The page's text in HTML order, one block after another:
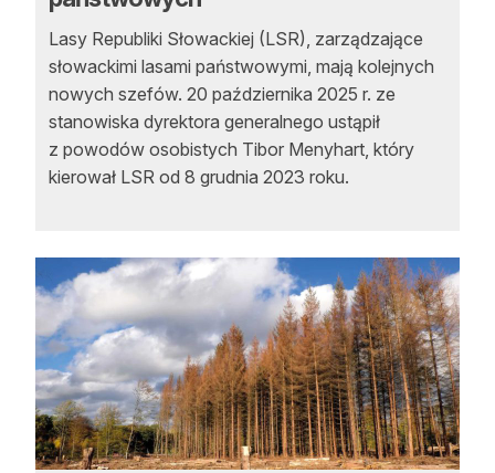
Lasy Republiki Słowackiej (LSR), zarządzające
słowackimi lasami państwowymi, mają kolejnych
nowych szefów. 20 października 2025 r. ze
stanowiska dyrektora generalnego ustąpił
z powodów osobistych Tibor Menyhart, który
kierował LSR od 8 grudnia 2023 roku.